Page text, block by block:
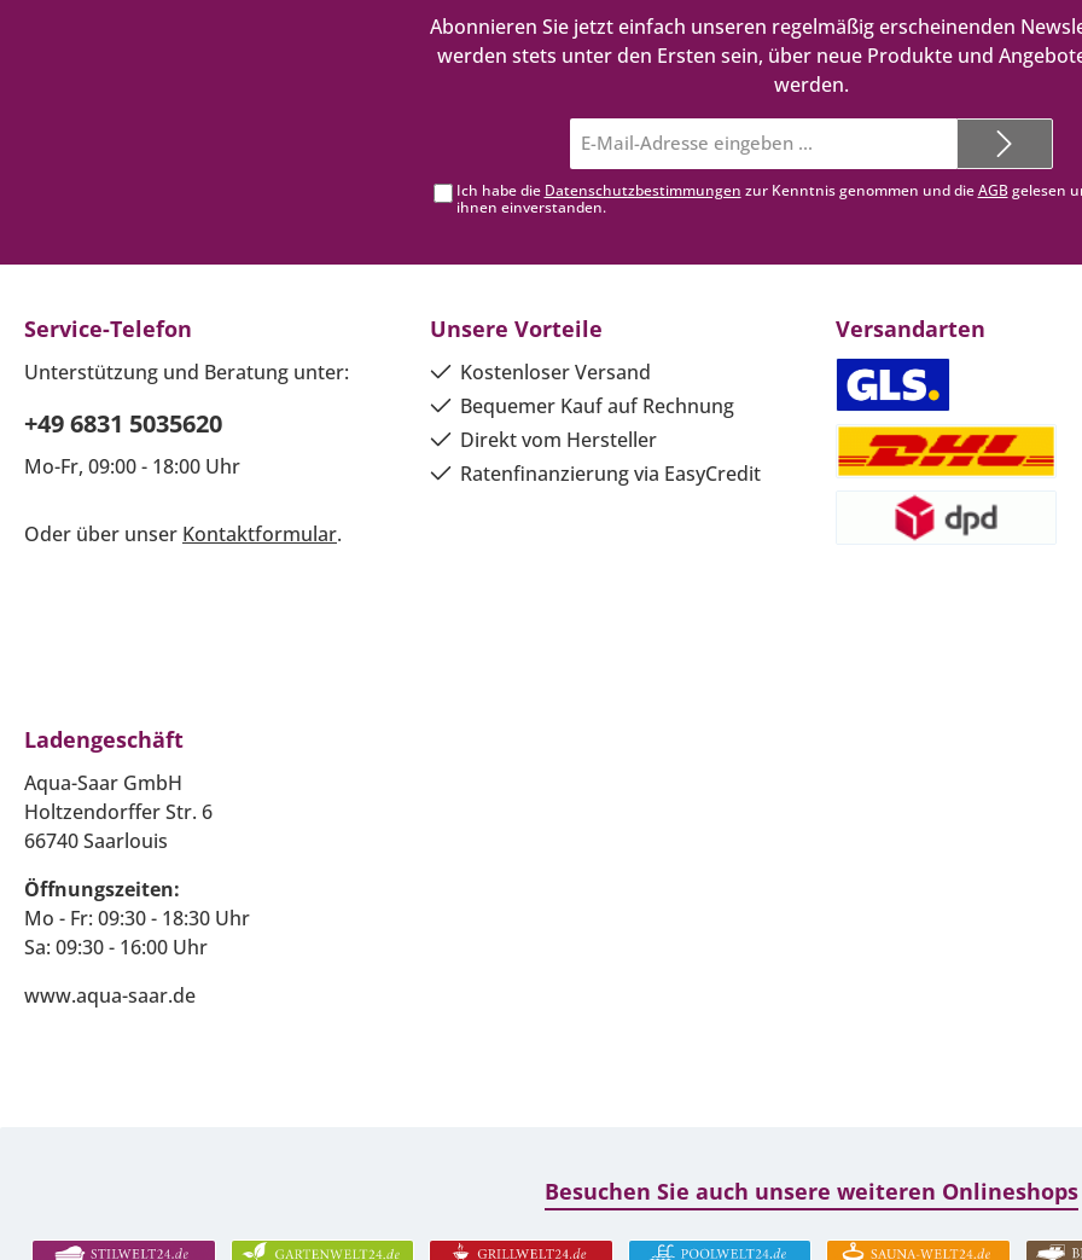
Abonnieren Sie jetzt einfach unseren regelmäßig erscheinenden
werden stets unter den Ersten sein, über neue Produkte und
werden.
Mail-
Adresse*
Ich habe die Datenschutzbestimmungen zur Kenntnis genommen und dieAGBgelesen
ihnen einverstanden.
Service-Telefon
Unterstützung und Beratung unter:
+49 6831 5035620
Mo-Fr, 09:00 - 18:00 Uhr
Oder über unser Kontaktformular.
Unsere Vorteile
Kostenloser Versand
Bequemer Kauf auf Rechnung
Direkt vom Hersteller
Ratenfinanzierung via EasyCredit
Versandarten
Ladengeschäft
Aqua-Saar GmbH
Holtzendorffer Str. 6
66740 Saarlouis
Öffnungszeiten:
Mo - Fr: 09:30 - 18:30 Uhr
Sa: 09:30 - 16:00 Uhr
www.aqua-saar.de
Besuchen Sie auch unsere weiteren Onlineshops